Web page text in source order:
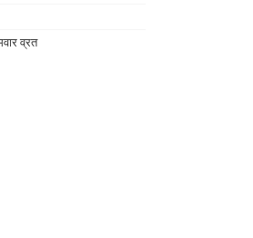
व्रत